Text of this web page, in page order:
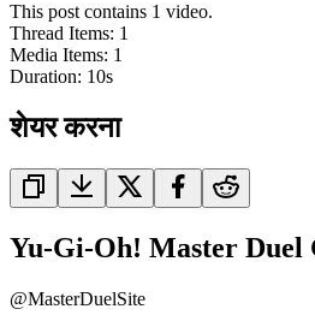
This post contains 1 video.
Thread Items: 1
Media Items: 1
Duration: 10s
शेयर करना
Yu-Gi-Oh! Master Duel
@MasterDuelSite